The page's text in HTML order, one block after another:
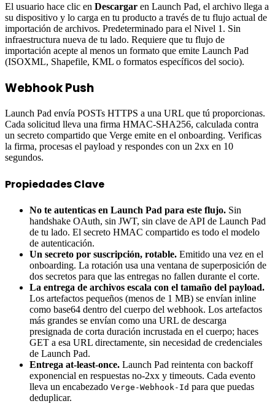
El usuario hace clic en Descargar en Launch Pad, el archivo llega a
su dispositivo y lo carga en tu producto a través de tu flujo actual de
importación de archivos. Predeterminado para el Nivel 1. Sin
infraestructura nueva de tu lado. Requiere que tu flujo de
importación acepte al menos un formato que emite Launch Pad
(ISOXML, Shapefile, KML o formatos específicos del socio).
Webhook Push
Launch Pad envía POSTs HTTPS a una URL que tú proporcionas.
Cada solicitud lleva una firma HMAC-SHA256, calculada contra
un secreto compartido que Verge emite en el onboarding. Verificas
la firma, procesas el payload y respondes con un 2xx en 10
segundos.
Propiedades Clave
No te autenticas en Launch Pad para este flujo. Sin
handshake OAuth, sin JWT, sin clave de API de Launch Pad
de tu lado. El secreto HMAC compartido es todo el modelo
de autenticación.
Un secreto por suscripción, rotable. Emitido una vez en el
onboarding. La rotación usa una ventana de superposición de
dos secretos para que las entregas no fallen durante el corte.
La entrega de archivos escala con el tamaño del payload.
Los artefactos pequeños (menos de 1 MB) se envían inline
como base64 dentro del cuerpo del webhook. Los artefactos
más grandes se envían como una URL de descarga
presignada de corta duración incrustada en el cuerpo; haces
GET a esa URL directamente, sin necesidad de credenciales
de Launch Pad.
Entrega at-least-once. Launch Pad reintenta con backoff
exponencial en respuestas no-2xx y timeouts. Cada evento
lleva un encabezado Verge-Webhook-Id para que puedas
deduplicar.